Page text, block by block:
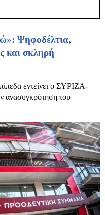
Ψηφοδέλτια,
και σκληρή
εντείνει ο ΣΥΡΙΖΑ-
ανασυγκρότηση του